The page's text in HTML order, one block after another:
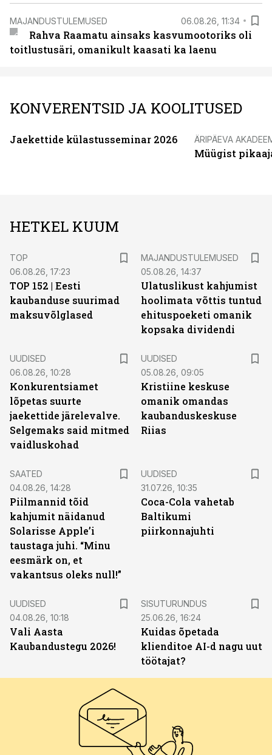
MAJANDUSTULEMUSED 06.08.26, 11:34
Rahva Raamatu ainsaks kasvumootoriks oli
toitlustusäri, omanikult kaasati ka laenu
KONVERENTSID JA KOOLITUSED
Jaekettide külastusseminar 2026 ÄRIPÄEVA
Müügist
HETKEL KUUM
TOP
06.08.26, 17:23
TOP 152 | Eesti
kaubanduse suurimad
maksuvõlglased
MAJANDUSTULEMUSED
05.08.26, 14:37
Ulatuslikust kahjumist
hoolimata võttis tuntud
ehituspoeketi omanik
kopsaka dividendi
UUDISED
06.08.26, 10:28
Konkurentsiamet
lõpetas suurte
jaekettide järelevalve.
Selgemaks said mitmed
vaidluskohad
UUDISED
05.08.26, 09:05
Kristiine keskuse
omanik omandas
kaubanduskeskuse
Riias
SAATED
04.08.26, 14:28
Piilmannid tõid
kahjumit näidanud
Solarisse Apple’i
taustaga juhi. “Minu
eesmärk on, et
vakantsus oleks null!”
UUDISED
31.07.26, 10:35
Coca-Cola vahetab
Baltikumi
piirkonnajuhti
UUDISED
04.08.26, 10:18
Vali Aasta
Kaubandustegu 2026!
SISUTURUNDUS
25.06.26, 16:24
Kuidas õpetada
klienditoe AI-d nagu uut
töötajat?